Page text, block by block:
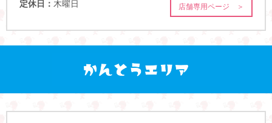
定休日： 木曜日 店舗専用ページ ＞